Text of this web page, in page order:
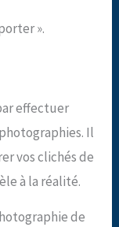
».
effectuer
Il
vos clichés de
à la réalité.
de